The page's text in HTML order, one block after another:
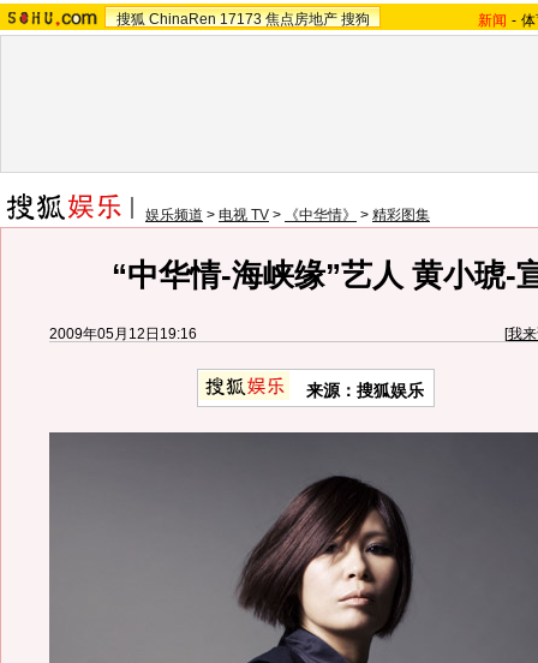
搜狐 ChinaRen 17173 焦点房地产 搜狗 新闻 -
娱乐频道 > 电视 TV > 《中华情》 > 精彩图集
“中华情-海峡缘”艺人 黄小琥-
2009年05月12日19:16 [我
来源： 搜狐娱乐